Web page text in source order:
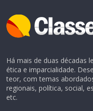
Há mais de duas décadas
ética e imparcialidade.
teor, com temas
regionais, política, social,
etc.